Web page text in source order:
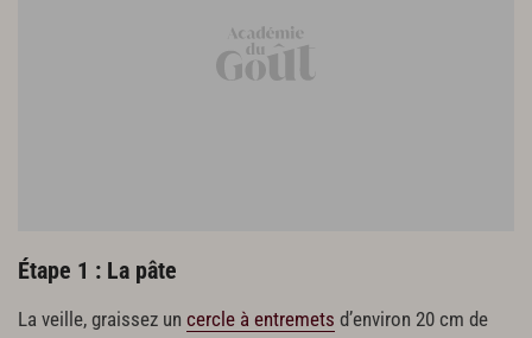
Étape 1 : La pâte
La veille, graissez un cercle à entremets d’environ 20 cm de